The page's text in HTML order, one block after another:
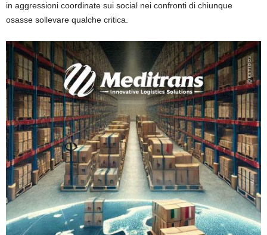
in aggressioni coordinate sui social nei confronti di chiunque
osasse sollevare qualche critica.